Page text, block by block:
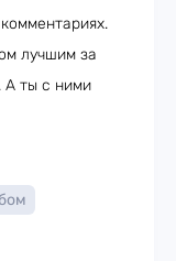
лучшим за
. А ты с ними